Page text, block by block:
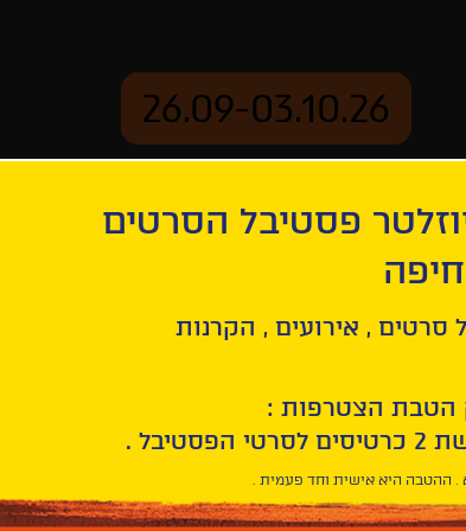
26.09-03.10.26
פסטיבל הסרטים
סרטים , אירועים , הקרנות
הטבת הצטרפות :
. ההטבה היא אישית וחד פעמית .